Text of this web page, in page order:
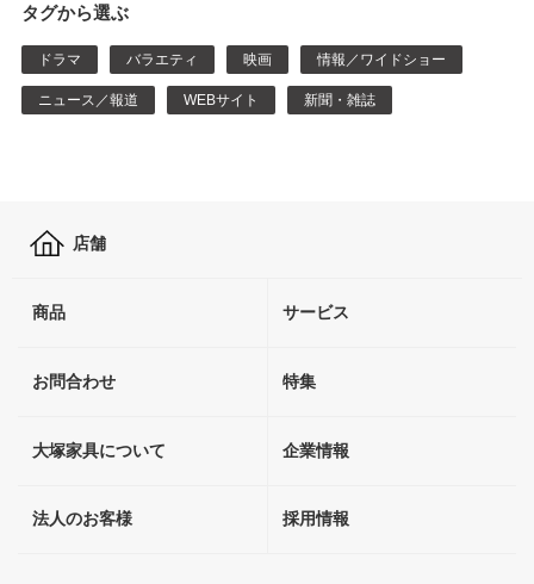
タグから選ぶ
ドラマ バラエティ 映画 情報／ワイドショー
ニュース／報道 WEBサイト 新聞・雑誌
店舗
商品 サービス
お問合わせ 特集
大塚家具について 企業情報
法人のお客様 採用情報